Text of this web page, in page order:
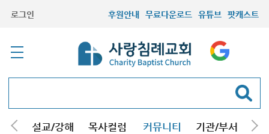
로그인 후원안내 무료다운로드 유튜브 팟캐스트
내 설교/강해 목사컬럼 커뮤니티 기관/부서 선